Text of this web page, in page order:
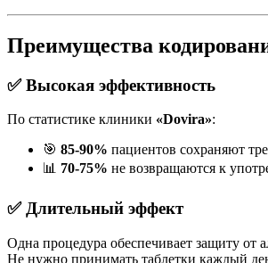
Преимущества
✅ Высокая эффективность
По статистике клиники «Dovira»:
🎯 85-90% пациентов сохраняют
📊 70-75% не возвращаются к
✅ Длительный эффект
Одна процедура обеспечивает защиту от
Не нужно принимать таблетки каждый